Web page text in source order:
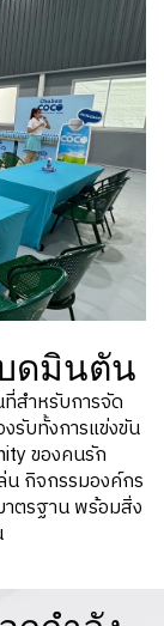
ดมินตัน
สำหรับการจัด
รับทั้งการแข่งขัน
ของคนรัก
น กิจกรรมองค์กร
ตรฐาน พร้อมสิ่ง